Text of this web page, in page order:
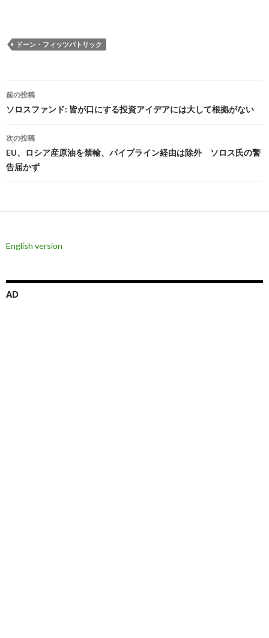
ドーン・フィッツパトリック
投
稿
ナ
ビ
ゲ
シ
前の投稿
ソロスファンド: 皆が口にする投資アイデアには大して根拠がない
次の投稿
EU、ロシア産原油を禁輸、パイプライン経由は除外 ソロス氏の警
告届かず
English version
AD